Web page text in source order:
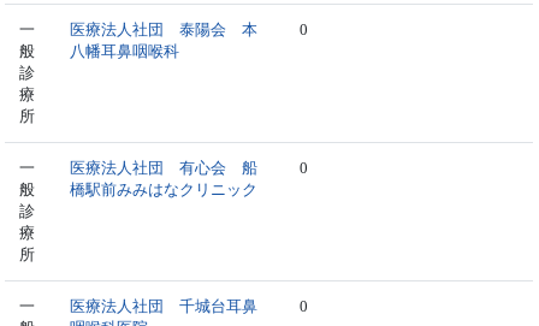
一
般
診
療
所
医療法人社団 泰陽会 本
八幡耳鼻咽喉科
0
一
般
診
療
所
医療法人社団 有心会 船
橋駅前みみはなクリニック
0
一
医療法人社団 千城台耳鼻
0